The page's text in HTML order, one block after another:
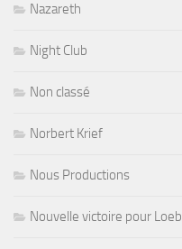
Nazareth
Night Club
Non classé
Norbert Krief
Nous Productions
Nouvelle victoire pour Loeb